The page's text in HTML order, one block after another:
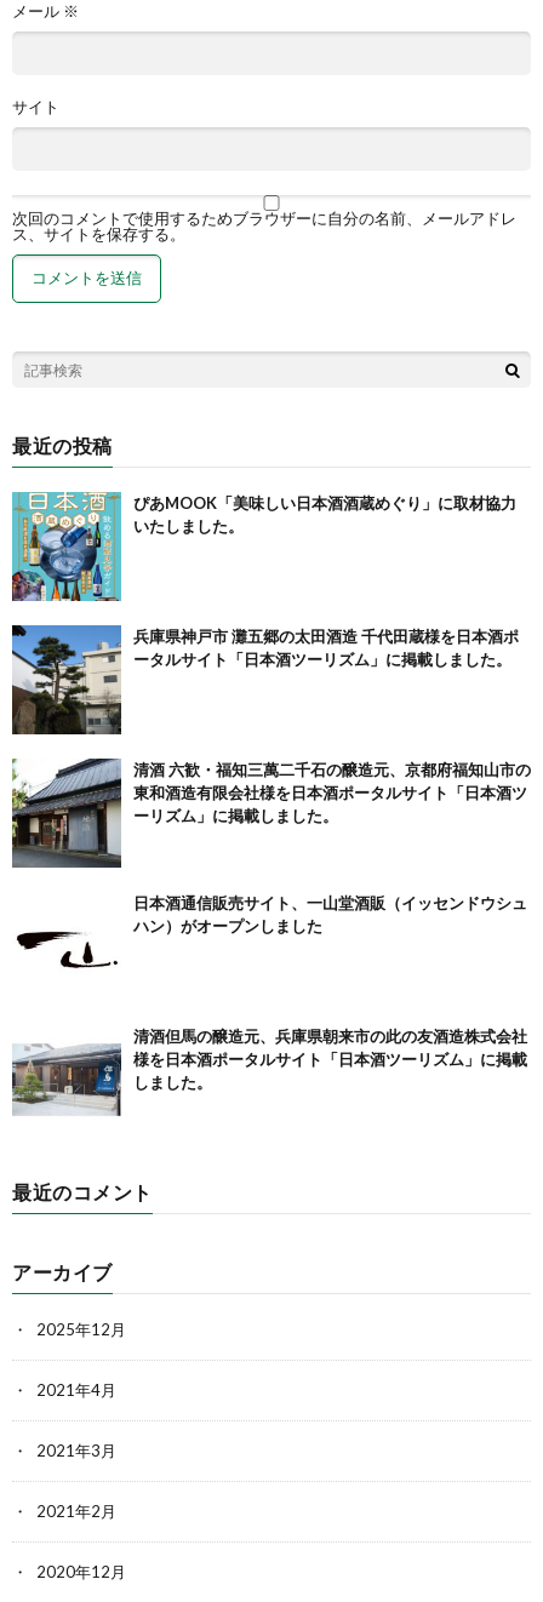
メール ※
サイト
次回のコメントで使用するためブラウザーに自分の名前、メールアドレ
ス、サイトを保存する。
最近の投稿
ぴあMOOK「美味しい日本酒酒蔵めぐり」に取材協力
いたしました。
兵庫県神戸市 灘五郷の太田酒造 千代田蔵様を日本酒ポ
ータルサイト「日本酒ツーリズム」に掲載しました。
清酒 六歓・福知三萬二千石の醸造元、京都府福知山市の
東和酒造有限会社様を日本酒ポータルサイト「日本酒ツ
ーリズム」に掲載しました。
日本酒通信販売サイト、一山堂酒販（イッセンドウシュ
ハン）がオープンしました
清酒但馬の醸造元、兵庫県朝来市の此の友酒造株式会社
様を日本酒ポータルサイト「日本酒ツーリズム」に掲載
しました。
最近のコメント
アーカイブ
2025年12月
2021年4月
2021年3月
2021年2月
2020年12月